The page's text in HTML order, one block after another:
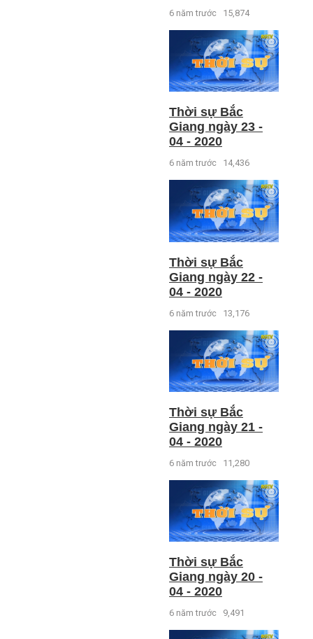
6 năm trước 15,874
Thời sự Bắc
Giang ngày 23 -
04 - 2020
6 năm trước 14,436
Thời sự Bắc
Giang ngày 22 -
04 - 2020
6 năm trước 13,176
Thời sự Bắc
Giang ngày 21 -
04 - 2020
6 năm trước 11,280
Thời sự Bắc
Giang ngày 20 -
04 - 2020
6 năm trước 9,491